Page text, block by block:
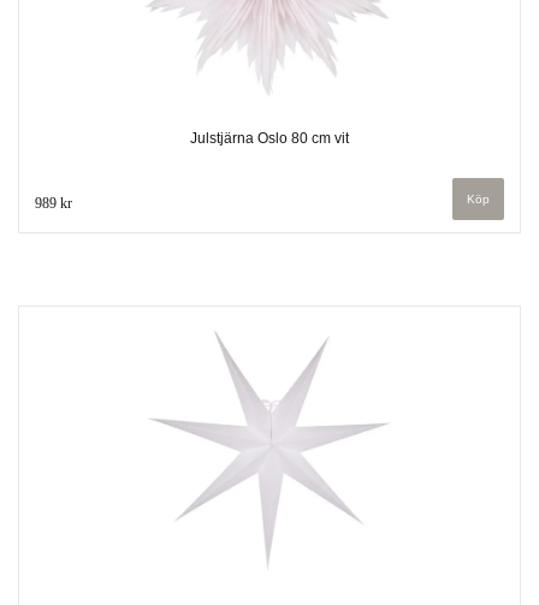
Julstjärna Oslo 80 cm vit
989 kr